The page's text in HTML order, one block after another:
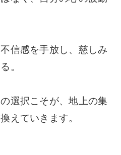
信感を手放し、慈しみ
。
選択こそが、地上の集
えていきます。